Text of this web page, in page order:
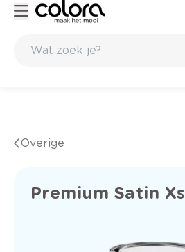
Overige
Premium Satin Xs